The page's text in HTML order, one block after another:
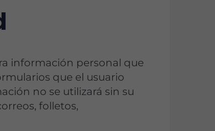
información personal que
que el usuario
no se utilizará sin su
folletos,